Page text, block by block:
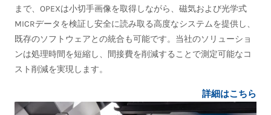
まで、OPEXは小切手画像を取得しながら、磁気および光学式
MICRデータを検証し安全に読み取る高度なシステムを提供し、
既存のソフトウェアとの統合も可能です。当社のソリューショ
ンは処理時間を短縮し、間接費を削減することで測定可能なコ
スト削減を実現します。
詳細はこちら